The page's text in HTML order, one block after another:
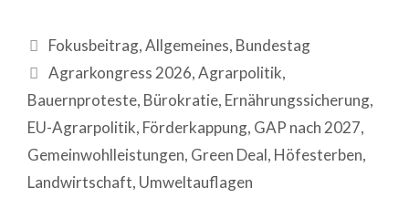
Fokusbeitrag,Allgemeines, Bundestag
Agrarkongress 2026,Agrarpolitik,
Bauernproteste, Bürokratie, Ernährungssicherung,
EU-Agrarpolitik, Förderkappung, GAP nach 2027,
Gemeinwohlleistungen, Green Deal, Höfesterben,
Landwirtschaft, Umweltauflagen